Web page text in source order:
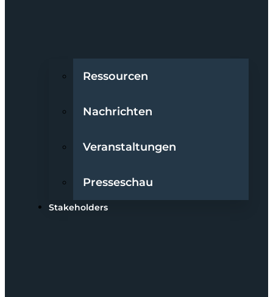
Ressourcen
Nachrichten
Veranstaltungen
Presseschau
Stakeholders